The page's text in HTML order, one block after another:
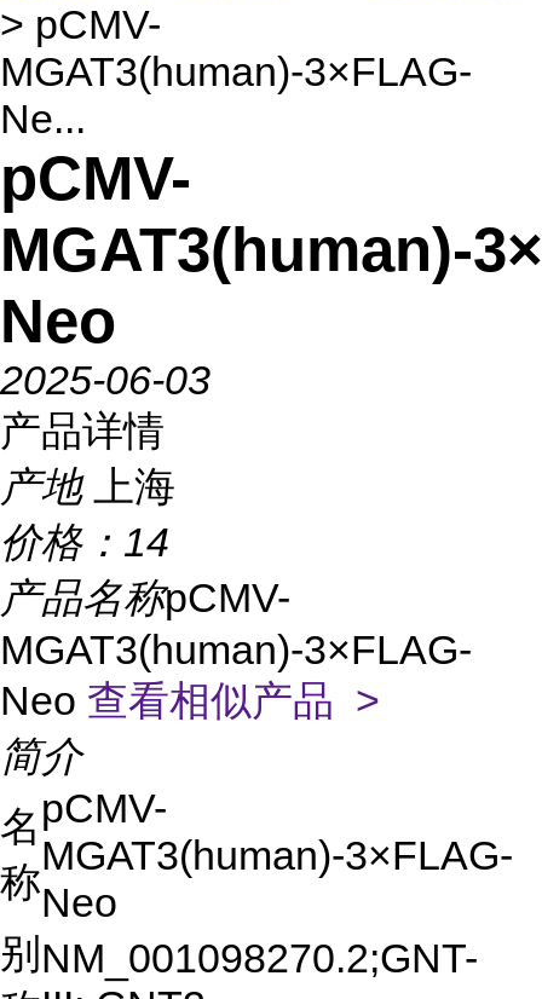
> pCMV-
MGAT3(human)-3×FLAG-
Ne...
pCMV-
MGAT3(human)-
Neo
2025-06-03
产品详情
产地
上海
价格： 14
产品名称pCMV-
MGAT3(human)-3×FLAG-
Neo 查看相似产品 >
简介
名
称
pCMV-
MGAT3(human)-3×FLAG-
Neo
别 NM_001098270.2;GNT-